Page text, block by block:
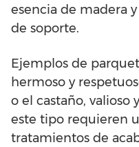
esencia de madera
de soporte.
Ejemplos de
hermoso y
o el castaño, valioso
este tipo requieren
tratamientos de